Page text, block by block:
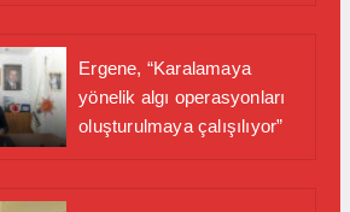
Ergene, “Karalamaya
yönelik algı operasyonları
oluşturulmaya çalışılıyor”